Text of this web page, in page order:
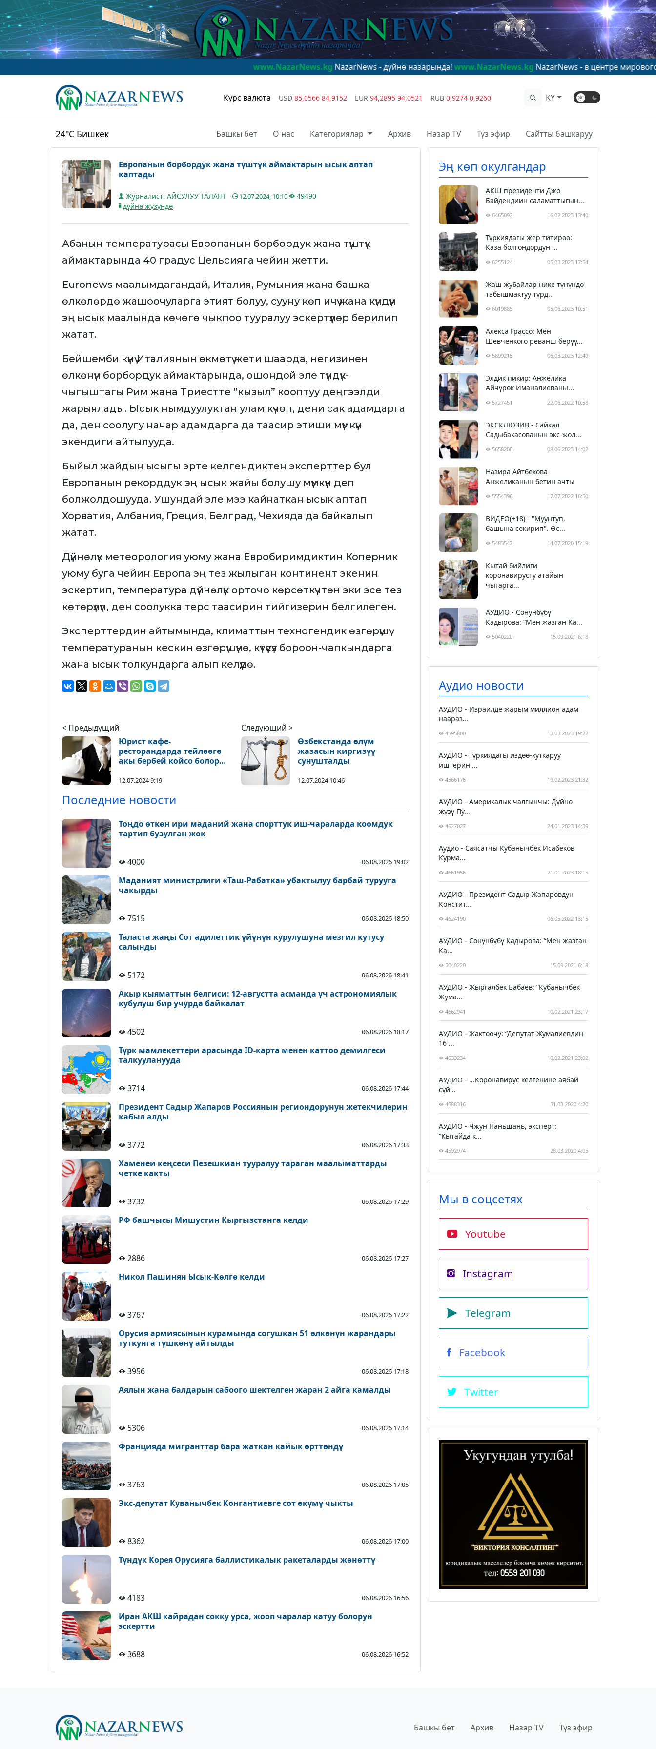
www.NazarNews.kgNazarNews - дүйнө назарында!www.NazarNews.kgNazarNews - в центре мирового внимания!
Курс валюта USD 85,0566 84,9152 EUR 94,2895 94,0521 RUB 0,9274 0,9260 KY
24°C Бишкек Башкы бет О нас Категориялар Архив Назар TV Түз эфир Сайтты башкаруу
Европанын борбордук жана түштүк аймактарын ысык аптап
каптады
Журналист: АЙСУЛУУ ТАЛАНТ 12.07.2024, 10:10
49490
дүйнө жүзүндө
Абанын температурасы Европанын борбордук жана түштүк
аймактарында 40 градус Цельсияга чейин жетти.
Еuronews маалымдагандай, Италия, Румыния жана башка
өлкөлөрдө жашоочуларга этият болуу, сууну көп ичүү жана күндүн
эң ысык маалында көчөгө чыкпоо тууралуу эскертүүлөр берилип
жатат.
Бейшемби күнү Италиянын өкмөтү жети шаарда, негизинен
өлкөнүн борбордук аймактарында, ошондой эле түндүк-
чыгыштагы Рим жана Триестте “кызыл” кооптуу деңгээлди
жарыялады. Ысык нымдуулуктан улам күчөп, дени сак адамдарга
да, ден соолугу начар адамдарга да таасир этиши мүмкүн
экендиги айтылууда.
Быйыл жайдын ысыгы эрте келгендиктен эксперттер бул
Европанын рекорддук эң ысык жайы болушу мүмкүн деп
болжолдошууда. Ушундай эле мээ кайнаткан ысык аптап
Хорватия, Албания, Греция, Белград, Чехияда да байкалып
жатат.
Дүйнөлүк метеорология уюму жана Евробиримдиктин Коперник
уюму буга чейин Европа эң тез жылыган континент экенин
эскертип, температура дүйнөлүк орточо көрсөткүчтөн эки эсе тез
көтөрүлүп, ден соолукка терс таасирин тийгизерин белгилеген.
Эксперттердин айтымында, климаттын техногендик өзгөрүшү
температуранын кескин өзгөрүшүнө, күтүүсүз бороон-чапкындарга
жана ысык толкундарга алып келүүдө.
< Предыдущий
Юрист кафе-
ресторандарда тейлөөгө
акы бербей койсо болорун
12.07.2024 9:19
Следующий >
Өзбекстанда өлүм
жазасын киргизүү
сунушталды
12.07.2024 10:46
Последние новости
Тоңдо өткөн ири маданий жана спорттук иш-чараларда коомдук
тартип бузулган жок
4000 06.08.2026 19:02
Маданият министрлиги «Таш-Рабатка» убактылуу барбай турууга
чакырды
7515 06.08.2026 18:50
Таласта жаңы Сот адилеттик үйүнүн курулушуна мезгил кутусу
салынды
5172 06.08.2026 18:41
Акыр кыяматтын белгиси: 12-августта асманда үч астрономиялык
кубулуш бир учурда байкалат
4502 06.08.2026 18:17
Түрк мамлекеттери арасында ID-карта менен каттоо демилгеси
талкууланууда
3714 06.08.2026 17:44
Президент Садыр Жапаров Россиянын региондорунун жетекчилерин
кабыл алды
3772 06.08.2026 17:33
Хаменеи кеңсеси Пезешкиан тууралуу тараган маалыматтарды
четке какты
3732 06.08.2026 17:29
РФ башчысы Мишустин Кыргызстанга келди
2886 06.08.2026 17:27
Никол Пашинян Ысык-Көлгө келди
3767 06.08.2026 17:22
Орусия армиясынын курамында согушкан 51 өлкөнүн жарандары
туткунга түшкөнү айтылды
3956 06.08.2026 17:18
Аялын жана балдарын сабоого шектелген жаран 2 айга камалды
5306 06.08.2026 17:14
Францияда мигранттар бара жаткан кайык өрттөндү
3763 06.08.2026 17:05
Экс-депутат Куванычбек Конгантиевге сот өкүмү чыкты
8362 06.08.2026 17:00
Түндүк Корея Орусияга баллистикалык ракеталарды жөнөттү
4183 06.08.2026 16:56
Иран АКШ кайрадан сокку урса, жооп чаралар катуу болорун
эскертти
3688 06.08.2026 16:52
Эң көп окулгандар
АКШ президенти Джо
Байдендиин саламаттыгын...
6465092 16.02.2023 13:40
Түркиядагы жер титирөө:
Каза болгондордун ...
6255124 05.03.2023 17:54
Жаш жубайлар нике түнүндө
табышмактуу түрд...
6019885 05.06.2023 10:51
Алекса Грассо: Мен
Шевченкого реванш берүү...
5899215 06.03.2023 12:49
Элдик пикир: Анжелика
Айчүрөк Иманалиеваны...
5727451 22.06.2022 10:58
ЭКСКЛЮЗИВ - Сайкал
Садыбакасованын экс-жол...
5658200 08.06.2023 14:02
Назира Айтбекова
Анжеликанын бетин ачты
5554396 17.07.2022 16:50
ВИДЕО(+18) - "Муунтуп,
башына секирип". Өс...
5483542 14.07.2020 15:19
Кытай бийлиги
коронавирусту атайын
чыгарга...
АУДИО - Сонунбүбү
Кадырова: “Мен жазган Ка...
5040220 15.09.2021 6:18
Аудио новости
АУДИО - Израилде жарым миллион адам
наараз...
4595800 13.03.2023 19:22
АУДИО - Түркиядагы издөө-куткаруу
иштерин ...
4566176 19.02.2023 21:32
АУДИО - Америкалык чалгынчы: Дүйнө
жүзү Пу...
4627027 24.01.2023 14:39
Аудио - Саясатчы Кубанычбек Исабеков
Курма...
4661956 21.01.2023 18:15
АУДИО - Президент Садыр Жапаровдун
Констит...
4624190 06.05.2022 13:15
АУДИО - Сонунбүбү Кадырова: “Мен жазган
Ка...
5040220 15.09.2021 6:18
АУДИО - Жыргалбек Бабаев: “Кубанычбек
Жума...
4662941 10.02.2021 23:17
АУДИО - Жактоочу: “Депутат Жумалиевдин
16 ...
4633234 10.02.2021 23:02
АУДИО - ...Коронавирус келгенине аябай
сүй...
4688316 31.03.2020 4:20
АУДИО - Чжун Наньшань, эксперт:
“Кытайда к...
4592974 28.03.2020 4:05
Мы в соцсетях
Youtube
Instagram
Telegram
Facebook
Twitter
Башкы бет Архив Назар TV Түз эфир